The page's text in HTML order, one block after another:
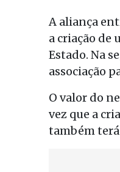
A aliança
a criação de
Estado. Na
associação
O valor do
vez que a
também terá